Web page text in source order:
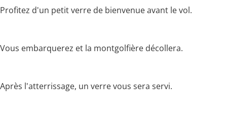
Profitez d'un petit verre de bienvenue avant le vol.
Vous embarquerez et la montgolfière décollera.
Après l'atterrissage, un verre vous sera servi.